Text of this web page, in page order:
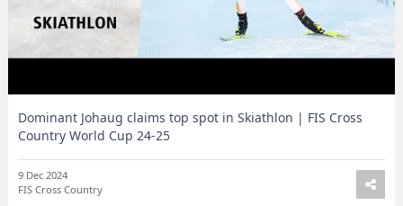
Dominant Johaug claims top spot in Skiathlon | FIS Cross
Country World Cup 24-25
9 Dec 2024
FIS Cross Country